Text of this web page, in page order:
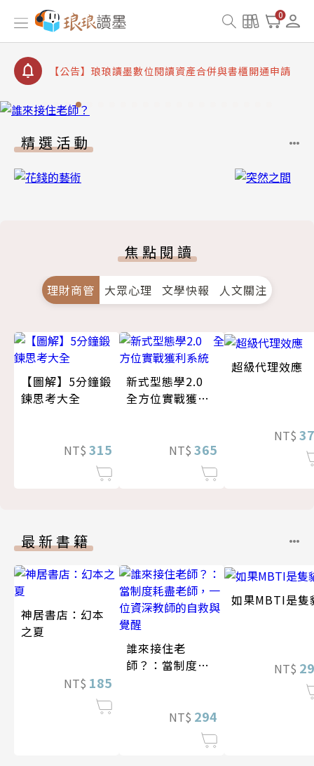
0
【公告】琅琅書店服務升級重要說明及資產合併結果
查詢
【公告】8/10、8/13 行動網路降速演練提醒
【公告】琅琅讀墨數位閱讀資產合併與書櫃開通申請
【公告】琅琅讀墨書櫃開通常見問題
【公告】琅琅讀墨 3 分鐘完成書櫃開通與資產合併申
請圖文教學
【公告】琅琅書店服務升級重要說明及資產合併結果
【公告】8/10、8/13 行動網路降速演練提醒
精選活動
焦點閱讀
理財商管 大眾心理 文學快報 人文關注
【圖解】5分鐘鍛
鍊思考大全
NT$ 315
新式型態學2.0
全方位實戰獲利
NT$ 365
超級代理效應
NT$
最新書籍
神居書店：幻本
之夏
NT$ 185
誰來接住老
師？：當制度耗
NT$ 294
如果MBTI是隻
NT$